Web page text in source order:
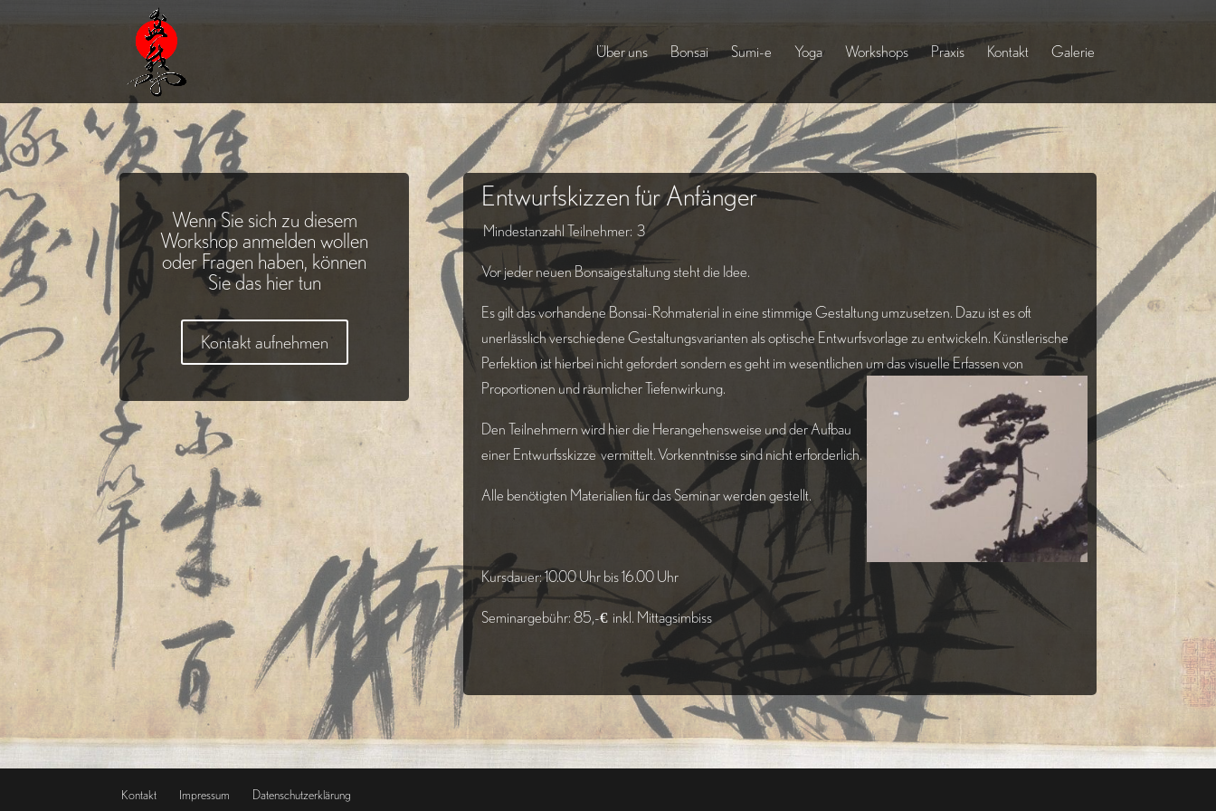
Über uns Bonsai Sumi-e Yoga Workshops Praxis Kontakt Galerie
Wenn Sie sich zu diesem
Workshop anmelden wollen
oder Fragen haben, können
Sie das hier tun
Kontakt aufnehmen
Entwurfskizzen für Anfänger
Mindestanzahl Teilnehmer: 3
Vor jeder neuen Bonsaigestaltung steht die Idee.
Es gilt das vorhandene Bonsai-Rohmaterial in eine stimmige Gestaltung umzusetzen. Dazu ist es oft
unerlässlich verschiedene Gestaltungsvarianten als optische Entwurfsvorlage zu entwickeln. Künstlerische
Perfektion ist hierbei nicht gefordert sondern es geht im wesentlichen um das visuelle Erfassen von
Proportionen und räumlicher Tiefenwirkung.
Den Teilnehmern wird hier die Herangehensweise und der Aufbau
einer Entwurfsskizze vermittelt.Vorkenntnisse sind nicht erforderlich.
Alle benötigten Materialien für das Seminar werden gestellt.
Kursdauer: 10.00 Uhr bis 16.00 Uhr
Seminargebühr: 85,-€ inkl. Mittagsimbiss
Kontakt Impressum Datenschutzerklärung